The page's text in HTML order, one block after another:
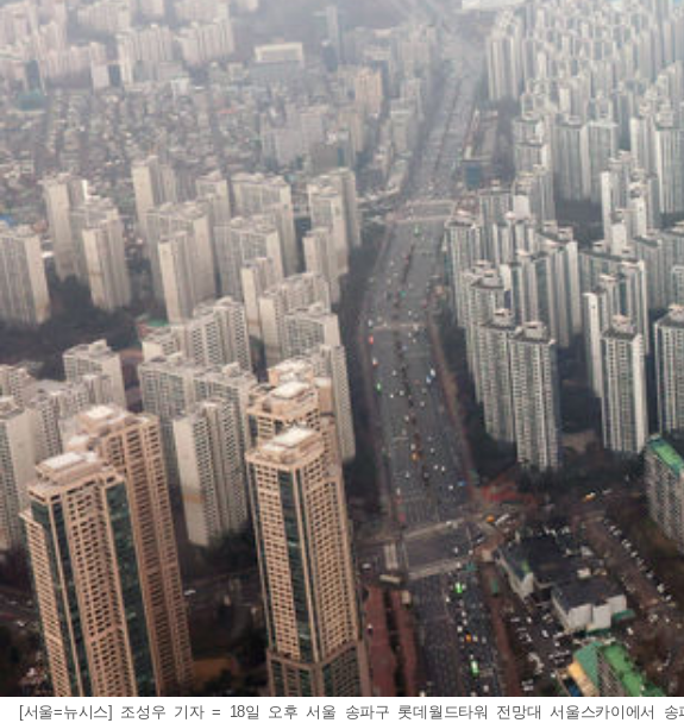
[서울=뉴시스] 조성우 기자 = 18일 오후 서울 송파구 롯데월드타워 전망대 서울스카이에서